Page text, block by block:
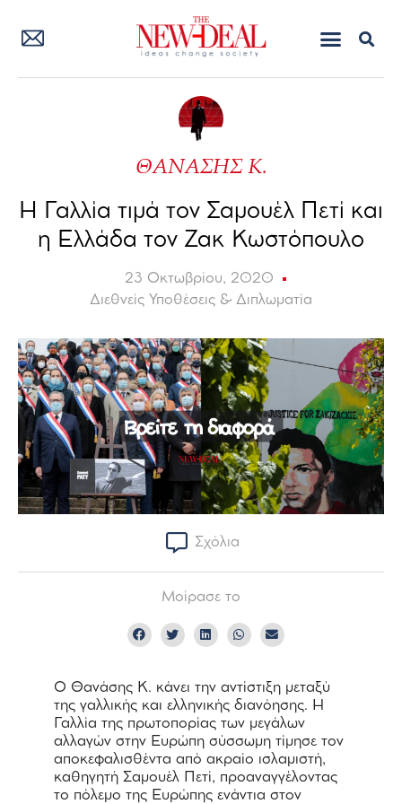
ΘΑΝΑΣΗΣ Κ.
Η Γαλλία τιμά τον Σαμουέλ Πετί και
η Ελλάδα τον Ζακ Κωστόπουλο
23 Οκτωβρίου, 2020
Διεθνείς Υποθέσεις & Διπλωματία
Σχόλια
Μοίρασε το
Ο Θανάσης Κ. κάνει την αντίστιξη μεταξύ
της γαλλικής και ελληνικής διανόησης. Η
Γαλλία της πρωτοπορίας των μεγάλων
αλλαγών στην Ευρώπη σύσσωμη τίμησε τον
αποκεφαλισθέντα από ακραίο ισλαμιστή,
καθηγητή Σαμουέλ Πετί, προαναγγέλοντας
το πόλεμο της Ευρώπης ενάντια στον